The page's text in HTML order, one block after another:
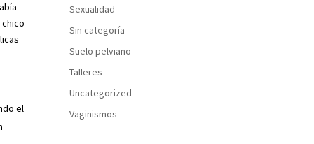
el
Sexualidad
Sin categoría
Suelo pelviano
Talleres
Uncategorized
Vaginismos